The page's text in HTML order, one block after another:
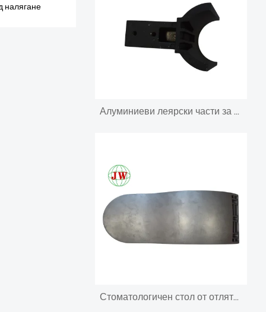
налягане
Алуминиеви леярски части за мебелно селско стопанство
Стоматологичен стол от отлято под налягане алуминий